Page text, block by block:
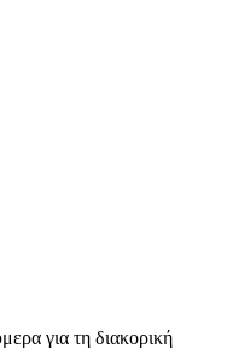
για τη διακορική